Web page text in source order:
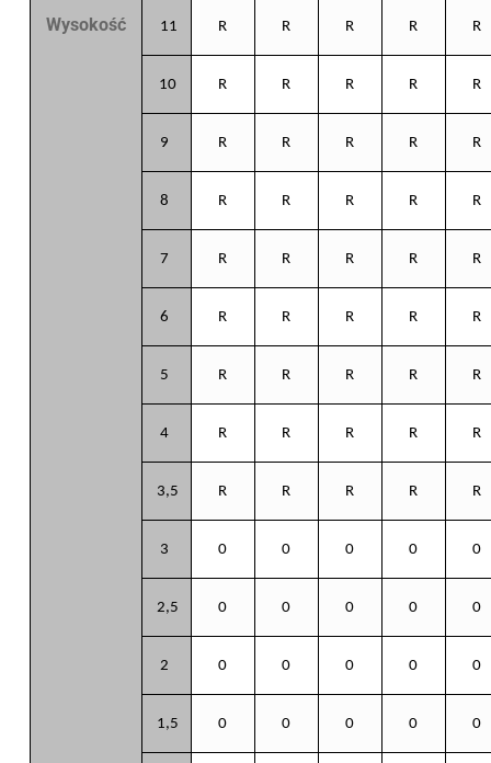
Wysokość 11 R R R R R
10 R R R R R
9 R R R R R
8 R R R R R
7 R R R R R
6 R R R R R
5 R R R R R
4 R R R R R
3,5 R R R R R
3 0 0 0 0 0
2,5 0 0 0 0 0
2 0 0 0 0 0
1,5 0 0 0 0 0